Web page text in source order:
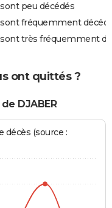
peu décédés
fréquemment
très fréquemment
ont quittés ?
DJABER
(source :